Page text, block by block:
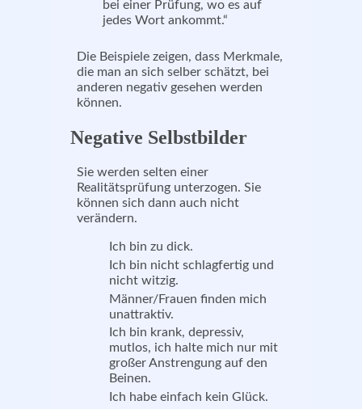
bei einer Prüfung, wo es auf
jedes Wort ankommt.“
Die Beispiele zeigen, dass Merkmale,
die man an sich selber schätzt, bei
anderen negativ gesehen werden
können.
Negative Selbstbilder
Sie werden selten einer
Realitätsprüfung unterzogen. Sie
können sich dann auch nicht
verändern.
Ich bin zu dick.
Ich bin nicht schlagfertig und
nicht witzig.
Männer/Frauen finden mich
unattraktiv.
Ich bin krank, depressiv,
mutlos, ich halte mich nur mit
großer Anstrengung auf den
Beinen.
Ich habe einfach kein Glück.